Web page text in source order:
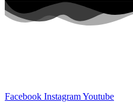
Facebook InstagramYoutube